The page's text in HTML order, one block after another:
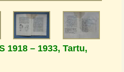
1918 – 1933, Tartu,